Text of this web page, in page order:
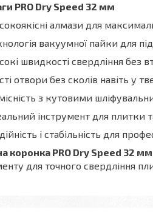
PRO Dry Speed 32 мм
алмази для
вакуумної пайки для
швидкості свердління без
отвори без сколів навіть у
з кутовими
інструмент для плитки
і стабільність для
коронка PRO Dry Speed 32 мм
для точного свердління